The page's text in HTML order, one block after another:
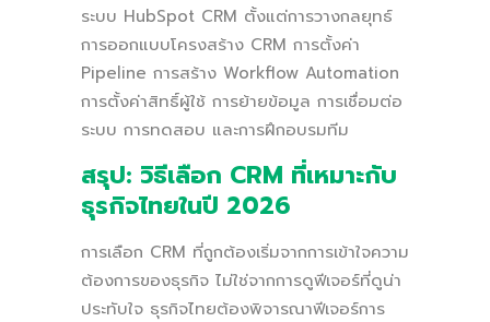
ระบบ HubSpot CRM ตั้งแต่การวางกลยุทธ์
การออกแบบโครงสร้าง CRM การตั้งค่า
Pipeline การสร้าง Workflow Automation
การตั้งค่าสิทธิ์ผู้ใช้ การย้ายข้อมูล การเชื่อมต่อ
ระบบ การทดสอบ และการฝึกอบรมทีม
สรุป: วิธีเลือก CRM ที่เหมาะกับ
ธุรกิจไทยในปี 2026
การเลือก CRM ที่ถูกต้องเริ่มจากการเข้าใจความ
ต้องการของธุรกิจ ไม่ใช่จากการดูฟีเจอร์ที่ดูน่า
ประทับใจ ธุรกิจไทยต้องพิจารณาฟีเจอร์การ